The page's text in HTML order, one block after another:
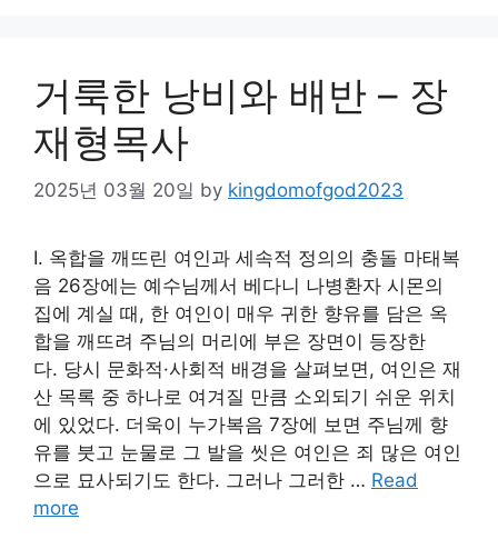
거룩한 낭비와 배반 – 장
재형목사
2025년 03월 20일 by kingdomofgod2023
Ⅰ. 옥합을 깨뜨린 여인과 세속적 정의의 충돌 마태복
음 26장에는 예수님께서 베다니 나병환자 시몬의
집에 계실 때, 한 여인이 매우 귀한 향유를 담은 옥
합을 깨뜨려 주님의 머리에 부은 장면이 등장한
다. 당시 문화적·사회적 배경을 살펴보면, 여인은 재
산 목록 중 하나로 여겨질 만큼 소외되기 쉬운 위치
에 있었다. 더욱이 누가복음 7장에 보면 주님께 향
유를 붓고 눈물로 그 발을 씻은 여인은 죄 많은 여인
으로 묘사되기도 한다. 그러나 그러한 … Read
more